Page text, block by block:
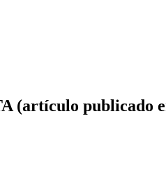
publicado